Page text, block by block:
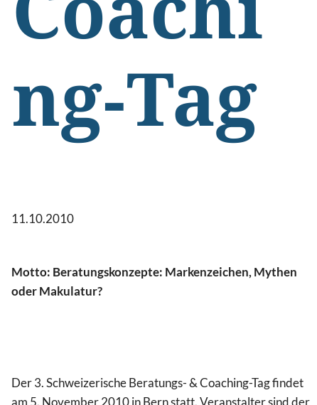
Coachi
ng-Tag
11.10.2010
Motto: Beratungskonzepte: Markenzeichen, Mythen
oder Makulatur?
Der 3. Schweizerische Beratungs- & Coaching-Tag findet
am 5. November 2010 in Bern statt. Veranstalter sind der